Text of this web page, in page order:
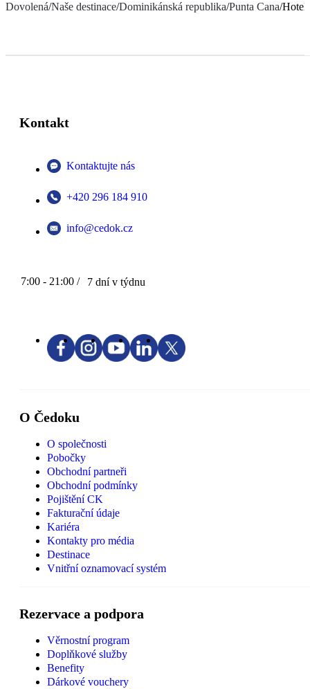
Dovolená/Naše destinace/Dominikánská republika/Punta Cana/Hotel
Kontakt
Kontaktujte nás
+420 296 184 910
info@cedok.cz
7:00 - 21:00 / 7 dní v týdnu
O Čedoku
O společnosti
Pobočky
Obchodní partneři
Obchodní podmínky
Pojištění CK
Fakturační údaje
Kariéra
Kontakty pro média
Destinace
Vnitřní oznamovací systém
Rezervace a podpora
Věrnostní program
Doplňkové služby
Benefity
Dárkové vouchery